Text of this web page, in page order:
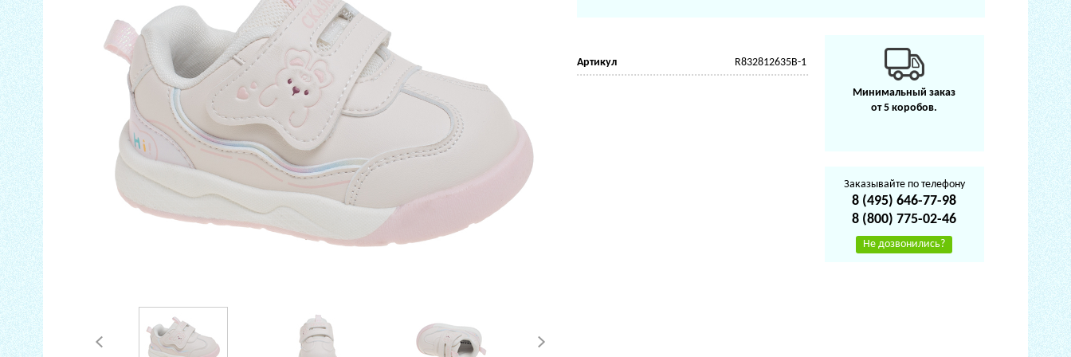
Артикул R832812635B-1
Минимальный заказ
от 5 коробов.
Заказывайте по телефону
8 (495) 646-77-98
8 (800) 775-02-46
Не дозвонились?